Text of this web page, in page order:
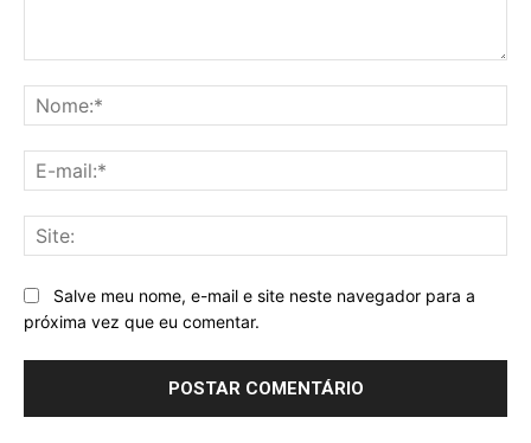
Salve meu nome, e-mail e site neste navegador para a
próxima vez que eu comentar.